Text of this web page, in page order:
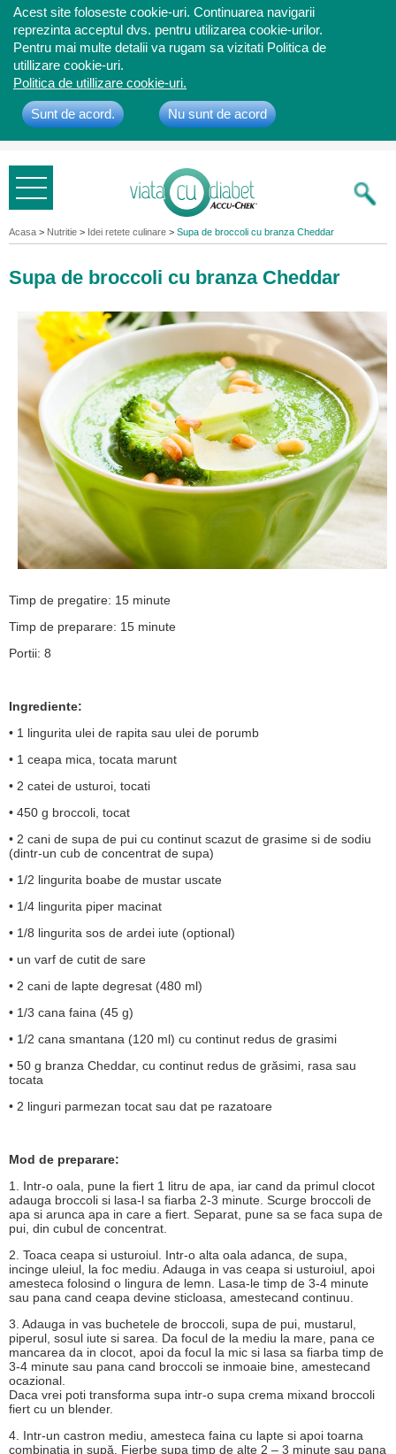
Acest site foloseste cookie-uri. Continuarea navigarii
reprezinta acceptul dvs. pentru utilizarea cookie-urilor.
Pentru mai multe detalii va rugam sa vizitati Politica de
utillizare cookie-uri.
Politica de utillizare cookie-uri.
Sunt de acord. Nu sunt de acord
Bine ati
venit
Acasa > Nutritie > Idei retete culinare > Supa de broccoli cu branza Cheddar
Supa de broccoli cu branza Cheddar
Timp de pregatire: 15 minute
Timp de preparare: 15 minute
Portii: 8
Ingrediente:
• 1 lingurita ulei de rapita sau ulei de porumb
• 1 ceapa mica, tocata marunt
• 2 catei de usturoi, tocati
• 450 g broccoli, tocat
• 2 cani de supa de pui cu continut scazut de grasime si de sodiu
(dintr-un cub de concentrat de supa)
• 1/2 lingurita boabe de mustar uscate
• 1/4 lingurita piper macinat
• 1/8 lingurita sos de ardei iute (optional)
• un varf de cutit de sare
• 2 cani de lapte degresat (480 ml)
• 1/3 cana faina (45 g)
• 1/2 cana smantana (120 ml) cu continut redus de grasimi
• 50 g branza Cheddar, cu continut redus de grăsimi, rasa sau
tocata
• 2 linguri parmezan tocat sau dat pe razatoare
Mod de preparare:
1. Intr-o oala, pune la fiert 1 litru de apa, iar cand da primul clocot
adauga broccoli si lasa-l sa fiarba 2-3 minute. Scurge broccoli de
apa si arunca apa in care a fiert. Separat, pune sa se faca supa de
pui, din cubul de concentrat.
2. Toaca ceapa si usturoiul. Intr-o alta oala adanca, de supa,
incinge uleiul, la foc mediu. Adauga in vas ceapa si usturoiul, apoi
amesteca folosind o lingura de lemn. Lasa-le timp de 3-4 minute
sau pana cand ceapa devine sticloasa, amestecand continuu.
3. Adauga in vas buchetele de broccoli, supa de pui, mustarul,
piperul, sosul iute si sarea. Da focul de la mediu la mare, pana ce
mancarea da in clocot, apoi da focul la mic si lasa sa fiarba timp de
3-4 minute sau pana cand broccoli se inmoaie bine, amestecand
ocazional.
Daca vrei poti transforma supa intr-o supa crema mixand broccoli
fiert cu un blender.
4. Intr-un castron mediu, amesteca faina cu lapte si apoi toarna
combinatia in supă. Fierbe supa timp de alte 2 – 3 minute sau pana